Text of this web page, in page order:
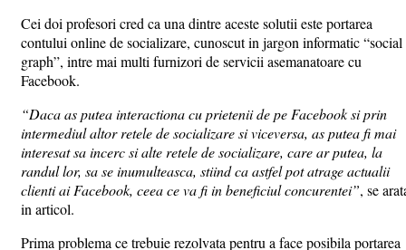
Cei doi profesori cred ca una dintre aceste solutii este portarea
contului online de socializare, cunoscut in jargon informatic “social
graph”, intre mai multi furnizori de servicii asemanatoare cu
Facebook.
“Daca as putea interactiona cu prietenii de pe Facebook si prin
intermediul altor retele de socializare si viceversa, as putea fi mai
interesat sa incerc si alte retele de socializare, care ar putea, la
randul lor, sa se inumulteasca, stiind ca astfel pot atrage actualii
clienti ai Facebook, ceea ce va fi in beneficiul concurentei”, se
in articol.
Prima problema ce trebuie rezolvata pentru a face posibila portarea